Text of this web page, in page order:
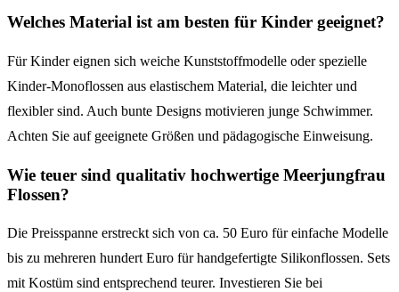
Welches Material ist am besten für Kinder geeignet?
Für Kinder eignen sich weiche Kunststoffmodelle oder spezielle
Kinder-Monoflossen aus elastischem Material, die leichter und
flexibler sind. Auch bunte Designs motivieren junge Schwimmer.
Achten Sie auf geeignete Größen und pädagogische Einweisung.
Wie teuer sind qualitativ hochwertige Meerjungfrau
Flossen?
Die Preisspanne erstreckt sich von ca. 50 Euro für einfache Modelle
bis zu mehreren hundert Euro für handgefertigte Silikonflossen. Sets
mit Kostüm sind entsprechend teurer. Investieren Sie bei